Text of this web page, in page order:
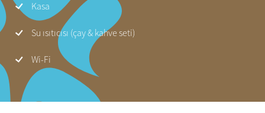
Kasa
Su ısıtıcısı (çay & kahve seti)
Wi-Fi